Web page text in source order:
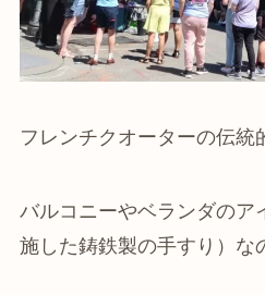
フレンチクオーターの伝統
バルコニーやベランダのア
施した鋳鉄製の手すり）な